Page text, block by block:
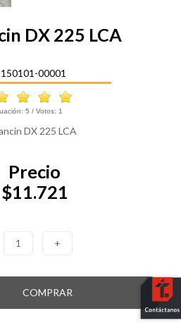
DX 225 LCA
00001
5 / Votos: 1
DX 225 LCA
Precio
$11.721
1 +
COMPRAR